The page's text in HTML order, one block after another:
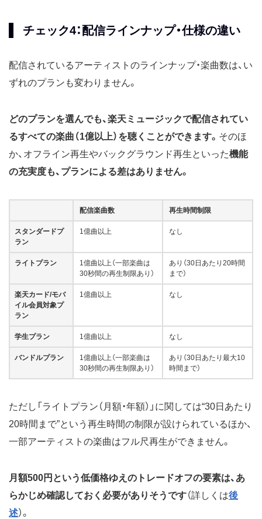
チェック4：配信ラインナップ・仕様の違い
配信されているアーティストのラインナップ・楽曲数は、い
ずれのプランも変わりません。
どのプランを選んでも、楽天ミュージックで配信されてい
るすべての楽曲（1億以上）を聴くことができます。 そのほ
か、オフライン再生やバックグラウンド再生といった機能
の充実度も、プランによる差はありません。
配信楽曲数 再生時間制限
スタンダードプ
ラン
1億曲以上 なし
ライトプラン
1億曲以上（一部楽曲は
30秒間の再生制限あり）
あり（30日あたり20時間
まで）
楽天カード/モバ
イル会員対象プ
ラン
1億曲以上 なし
学生プラン 1億曲以上 なし
バンドルプラン
1億曲以上（一部楽曲は
30秒間の再生制限あり）
あり（30日あたり最大10
時間まで）
ただし「ライトプラン（月額・年額）」に関しては“30日あたり
20時間まで”という再生時間の制限が設けられているほか、
一部アーティストの楽曲はフル尺再生ができません。
月額500円という低価格ゆえのトレードオフの要素は、あ
らかじめ確認しておく必要がありそうです（詳しくは後
述）。